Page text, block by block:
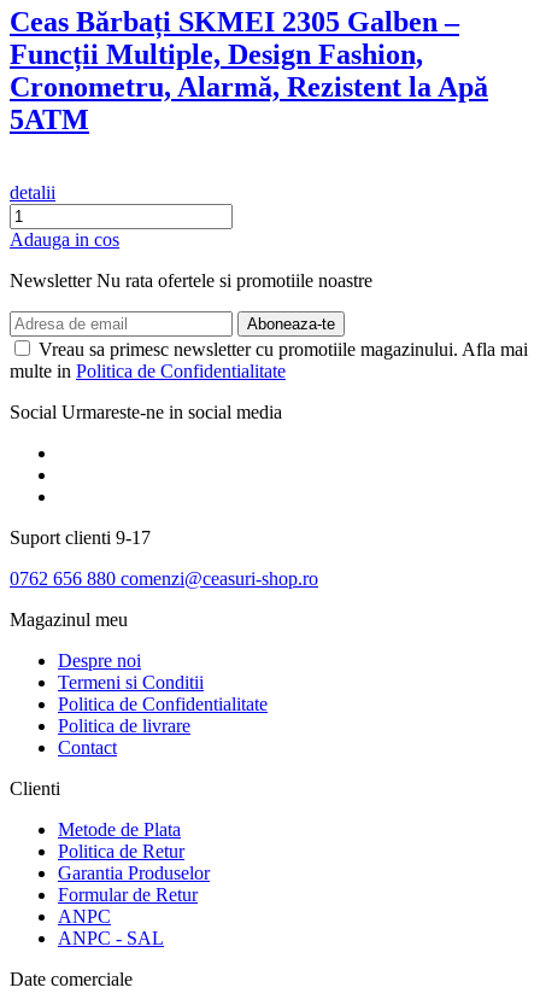
Ceas Bărbați SKMEI 2305 Galben –
Funcții Multiple, Design Fashion,
Cronometru, Alarmă, Rezistent la Apă
5ATM
detalii
Adauga in cos
NewsletterNu rata ofertele si promotiile noastre
Vreau sa primesc newsletter cu promotiile magazinului. Afla mai
multe in Politica de Confidentialitate
Social Urmareste-ne in social media
Suport clienti 9-17
0762 656 880 comenzi@ceasuri-shop.ro
Magazinul meu
Despre noi
Termeni si Conditii
Politica de Confidentialitate
Politica de livrare
Contact
Clienti
Metode de Plata
Politica de Retur
Garantia Produselor
Formular de Retur
ANPC
ANPC - SAL
Date comerciale